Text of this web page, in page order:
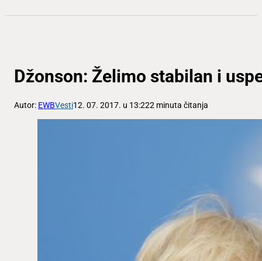
Džonson: Želimo stabilan i
Autor: EWBVesti12. 07. 2017. u 13:222 minuta čitanja